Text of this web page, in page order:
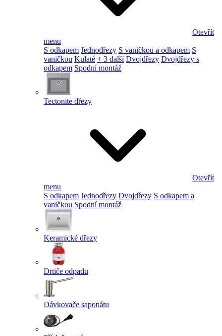
Otevřít
menu
S odkapem Jednodřezy S vaničkou a odkapem S
vaničkou Kulaté + 3 další Dvojdřezy Dvojdřezy s
odkapem Spodní montáž
Tectonite dřezy
Otevřít
menu
S odkapem Jednodřezy Dvojdřezy S odkapem a
vaničkou Spodní montáž
Keramické dřezy
Drtiče odpadu
Dávkovače saponátu